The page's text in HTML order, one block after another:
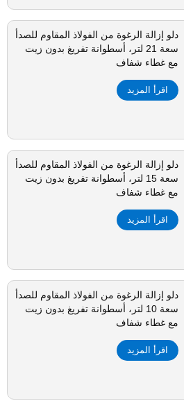
دلو إزالة الرغوة من الفولاذ المقاوم للصدأ
سعة 21 لتر، أسطوانة تفريغ بدون زيت
مع غطاء شفاف
اقرأ المزيد
دلو إزالة الرغوة من الفولاذ المقاوم للصدأ
سعة 15 لتر، أسطوانة تفريغ بدون زيت
مع غطاء شفاف
اقرأ المزيد
دلو إزالة الرغوة من الفولاذ المقاوم للصدأ
سعة 10 لتر، أسطوانة تفريغ بدون زيت
مع غطاء شفاف
اقرأ المزيد